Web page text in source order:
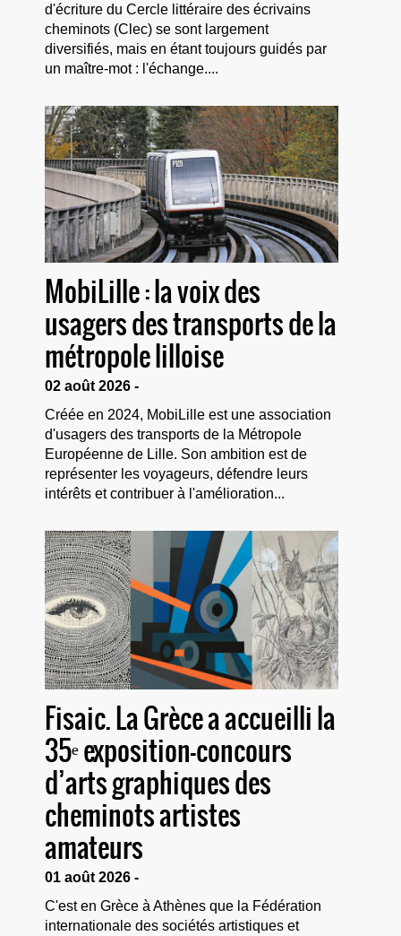
d'écriture du Cercle littéraire des écrivains
cheminots (Clec) se sont largement
diversifiés, mais en étant toujours guidés par
un maître-mot : l'échange....
MobiLille : la voix des
usagers des transports de la
métropole lilloise
02 août 2026 -
Créée en 2024, MobiLille est une association
d'usagers des transports de la Métropole
Européenne de Lille. Son ambition est de
représenter les voyageurs, défendre leurs
intérêts et contribuer à l'amélioration...
Fisaic. La Grèce a accueilli la
35ᵉ exposition-concours
d’arts graphiques des
cheminots artistes
amateurs
01 août 2026 -
C'est en Grèce à Athènes que la Fédération
internationale des sociétés artistiques et